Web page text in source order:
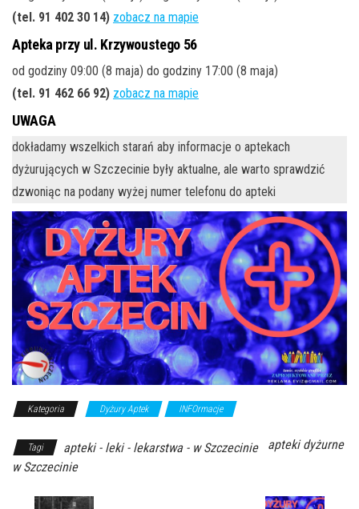
(tel. 91 402 30 14) zobacz na mapie
Apteka przy ul. Krzywoustego 56
od godziny 09:00 (8 maja) do godziny 17:00 (8 maja)
(tel. 91 462 66 92) zobacz na mapie
UWAGA
dokładamy wszelkich starań aby informacje o aptekach
dyżurujących w Szczecinie były aktualne, ale warto sprawdzić
dzwoniąc na podany wyżej numer telefonu do apteki
Kategoria Dyżury Aptek INFOrmacje
Tagi apteki - leki - lekarstwa - w Szczecinie
apteki dyżurne
w Szczecinie